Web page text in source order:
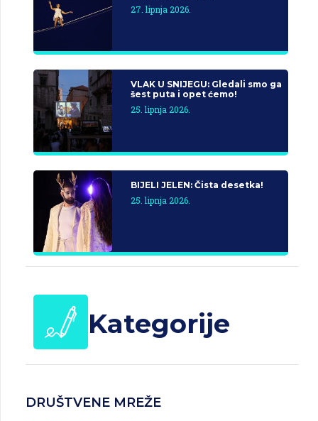
27. lipnja 2026.
VLAK U SNIJEGU: Gledali smo ga
šest puta i opet ćemo!
25. lipnja 2026.
BIJELI JELEN: Čista desetka!
25. lipnja 2026.
Kategorije
DRUŠTVENE MREŽE